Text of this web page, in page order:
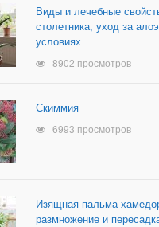
Виды и лечебные
столетника, уход за
условиях
8902 просмотров
Скиммия
6993 просмотров
Изящная пальма
размножение и